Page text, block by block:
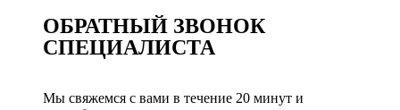
ОБРАТНЫЙ ЗВОНОК
СПЕЦИАЛИСТА
Мы свяжемся с вами в течение 20 минут и